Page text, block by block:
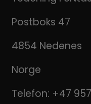
Postboks 47
4854 Nedenes
Norge
Telefon: +47